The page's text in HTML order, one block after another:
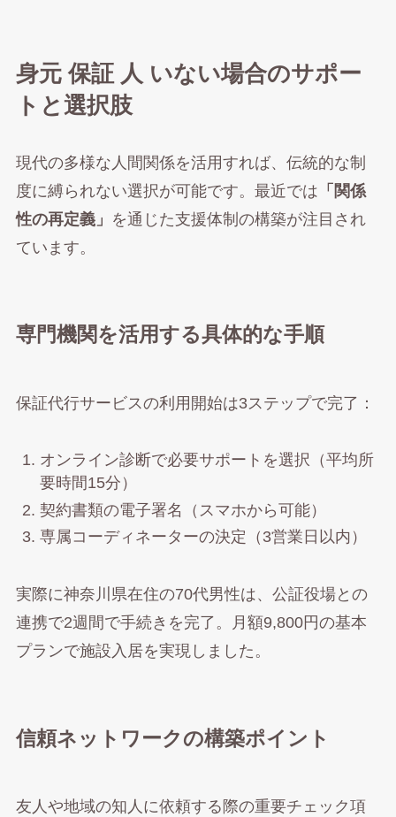
身元 保証 人 いない場合のサポー
トと選択肢
現代の多様な人間関係を活用すれば、伝統的な制
度に縛られない選択が可能です。最近では 「関係
性の再定義」 を通じた支援体制の構築が注目され
ています。
専門機関を活用する具体的な手順
保証代行サービスの利用開始は3ステップで完了：
オンライン診断で必要サポートを選択（平均所
要時間15分）
契約書類の電子署名（スマホから可能）
専属コーディネーターの決定（3営業日以内）
実際に神奈川県在住の70代男性は、公証役場との
連携で2週間で手続きを完了。月額9,800円の基本
プランで施設入居を実現しました。
信頼ネットワークの構築ポイント
友人や地域の知人に依頼する際の重要チェック項